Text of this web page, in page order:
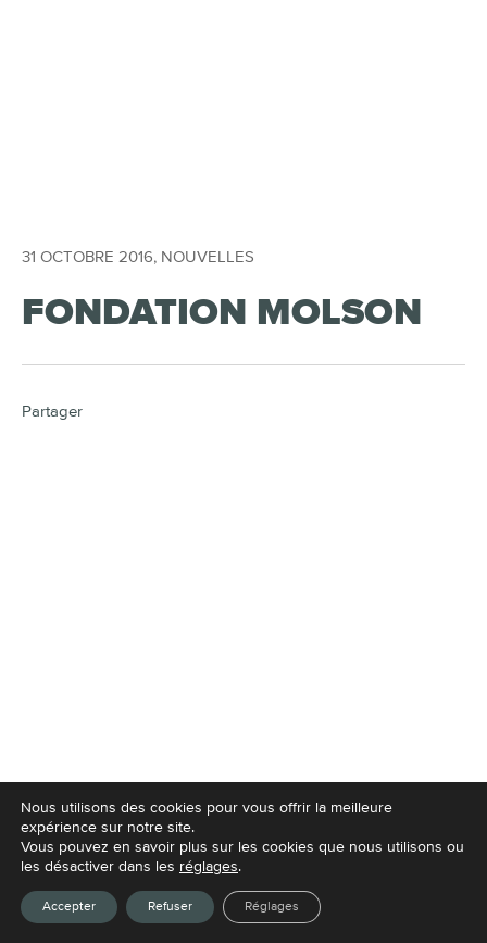
31 OCTOBRE 2016, NOUVELLES
FONDATION MOLSON
Partager
Nous utilisons des cookies pour vous offrir la meilleure
expérience sur notre site.
Vous pouvez en savoir plus sur les cookies que nous utilisons ou
les désactiver dans les réglages.
Accepter Refuser Réglages